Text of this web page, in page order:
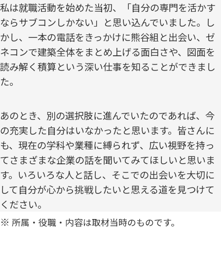
私は就職活動を始めた当初、「自分の専門を活かす
ならサブコンしかない」と思い込んでいました。し
かし、一本の電話をきっかけに熊谷組と出会い、ゼ
ネコンで建築全体をまとめ上げる面白さや、図面を
読み解く積算という深い仕事を知ることができまし
た。
あのとき、別の選択肢に進んでいたのであれば、今
の充実した自分はいなかったと思います。皆さんに
も、現在の学科や業種に縛られず、広い視野を持っ
てさまざまな企業の話を聞いてみてほしいと思いま
す。いろいろな人と話し、そこでの出会いを大切に
して自分が心から挑戦したいと思える道を見つけて
ください。
所属・役職・内容は取材当時のものです。